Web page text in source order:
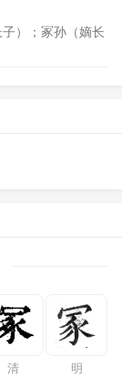
）；冢孙（嫡长
清 明